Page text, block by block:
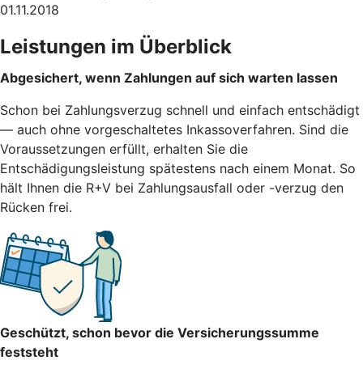
01.11.2018
Leistungen im Überblick
Abgesichert, wenn Zahlungen auf sich warten lassen
Schon bei Zahlungsverzug schnell und einfach entschädigt
— auch ohne vorgeschaltetes Inkassoverfahren. Sind die
Voraussetzungen erfüllt, erhalten Sie die
Entschädigungsleistung spätestens nach einem Monat. So
hält Ihnen die R+V bei Zahlungsausfall oder -verzug den
Rücken frei.
Geschützt, schon bevor die Versicherungssumme
feststeht